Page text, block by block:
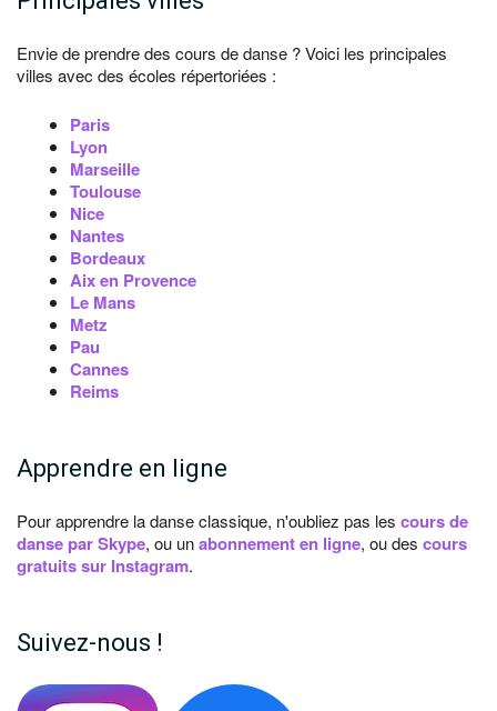
Envie de prendre des cours de danse ? Voici les principales
villes avec des écoles répertoriées :
Paris
Lyon
Marseille
Toulouse
Nice
Nantes
Bordeaux
Aix en Provence
Le Mans
Metz
Pau
Cannes
Reims
Apprendre en ligne
Pour apprendre la danse classique, n'oubliez pas les cours de
danse par Skype, ou unabonnement en ligne, ou des cours
gratuits sur Instagram.
Suivez-nous !